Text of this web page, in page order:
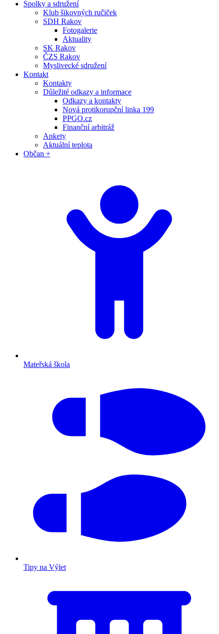
Spolky a sdružení
Klub šikovných ručiček
SDH Rakov
Fotogalerie
Aktuality
SK Rakov
ČZS Rakov
Myslivecké sdružení
Kontakt
Kontakty
Důležité odkazy a informace
Odkazy a kontakty
Nová protikorupční linka 199
PPGO.cz
Finanční arbitráž
Ankety
Aktuální teplota
Občan +
Mateřská škola
Tipy na Výlet